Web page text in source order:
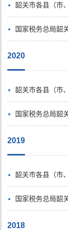
韶关市各县（市、区）税
国家税务总局韶关市
2020
韶关市各县（市、区）税
国家税务总局韶关市
2019
韶关市各县（市、区）税
国家税务总局韶关市
2018